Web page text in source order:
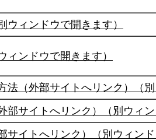
ィンドウで開きます）
ンドウで開きます）
（外部サイトへリンク）（別
サイトへリンク）（別ウィン
イトへリンク）（別ウィンド